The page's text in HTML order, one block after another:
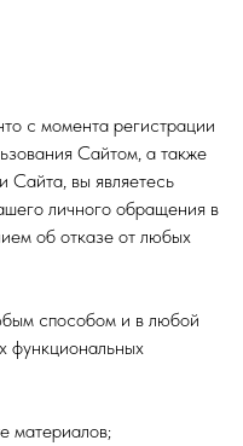
с момента регистрации
Сайтом, а также
Сайта, вы являетесь
личного обращения в
об отказе от любых
способом и в любой
функциональных
материалов;